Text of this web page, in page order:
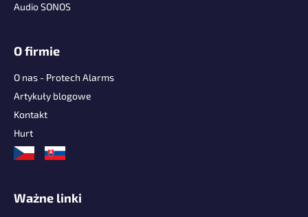
Audio SONOS
O firmie
O nas - Protech Alarms
Artykuły blogowe
Kontakt
Hurt
Ważne linki